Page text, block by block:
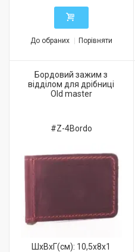
До обраних Порівняти
Бордовий зажим з
відділом для дрібниці
Old master
#Z-4Bordo
ШхВхГ(см): 10,5x8x1